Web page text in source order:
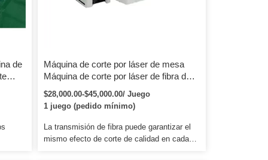
de
Máquina de corte por láser de mesa
Máquina de corte por láser de fibra de
3000 W de mesa completamente
cubierta de diseño innovador con láser
JPT
$28,000.00-$45,000.00/ Juego
1 juego (pedido mínimo)
La transmisión de fibra puede garantizar el
mismo efecto de corte de calidad en cada